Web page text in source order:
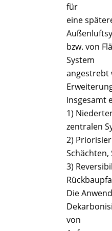
für
eine
bzw. von
System
angestrebt
Insgesamt
1)
zentralen
2)
3)
Die
von